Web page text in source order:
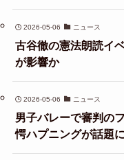
2026-05-06 ニュース
古谷徹の憲法朗読イ
が影響か
2026-05-06 ニュース
男子バレーで審判の
愕ハプニングが話題に